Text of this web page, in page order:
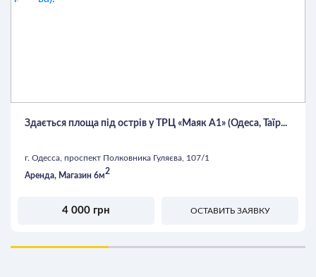
Здається площа під острів у ТРЦ «Маяк А1» (Одеса, Таїр...
г. Одесса, проспект Полковника Гуляєва, 107/1
Аренда, Магазин 6м2
4 000 грн ОСТАВИТЬ ЗАЯВКУ